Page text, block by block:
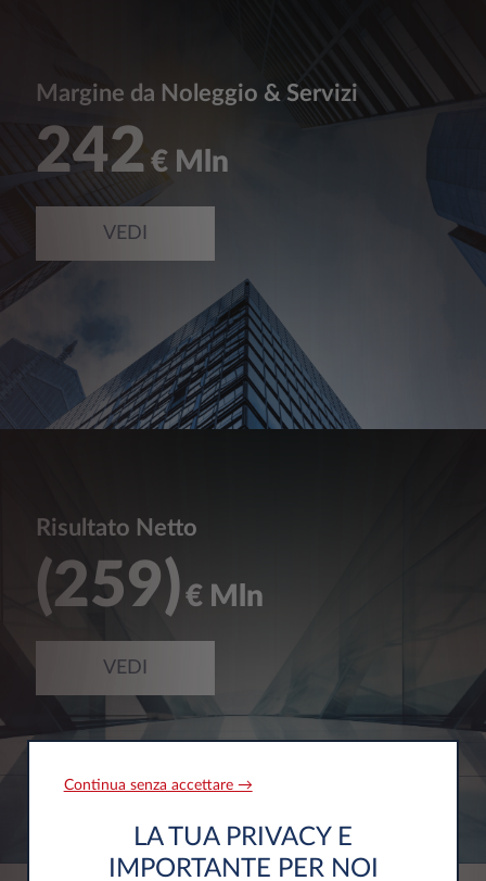
Margine da Noleggio & Servizi
242 € Mln
VEDI
Risultato Netto
259 € Mln
VEDI
Continua senza accettare →
LA TUA PRIVACY E
IMPORTANTE PER NOI